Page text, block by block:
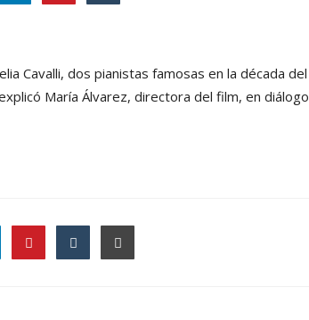
Cavalli, dos pianistas famosas en la década del
María Álvarez, directora del film, en diálogo